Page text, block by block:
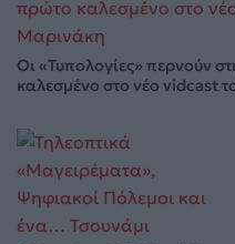
Οι «Τυπολογίες» περνούν
καλεσμένο στο νέο vidcast